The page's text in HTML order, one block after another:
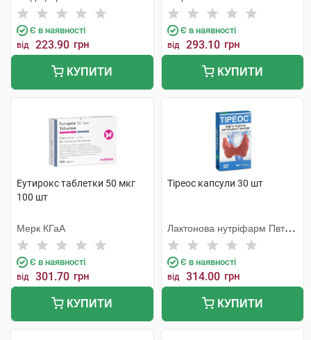
Є в наявності
від 223.90 грн
КУПИТИ
Є в наявності
від 293.10 грн
КУПИТИ
Еутирокс таблетки 50 мкг
100 шт
Мерк КГаА
Є в наявності
від 301.70 грн
КУПИТИ
Тіреос капсули 30 шт
Лактонова нутріфарм Пвт
Лтд
Є в наявності
від 314.00 грн
КУПИТИ